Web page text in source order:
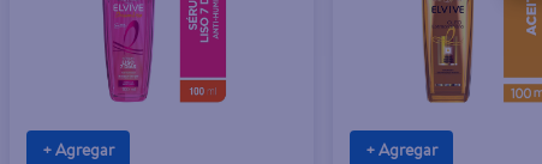
+ Agregar + Agregar